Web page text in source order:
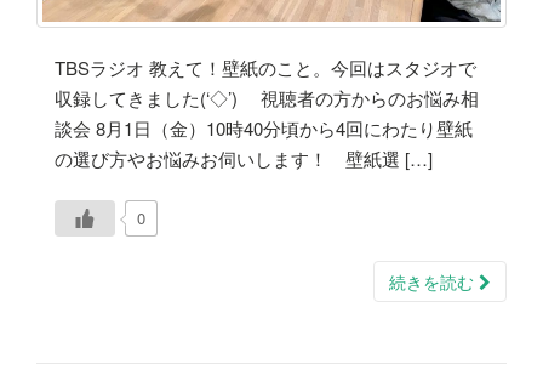
TBSラジオ 教えて！壁紙のこと。今回はスタジオで
収録してきました(‘◇’)ゞ 視聴者の方からのお悩み相
談会 8月1日（金）10時40分頃から4回にわたり壁紙
の選び方やお悩みお伺いします！ 壁紙選 […]
0
続きを読む